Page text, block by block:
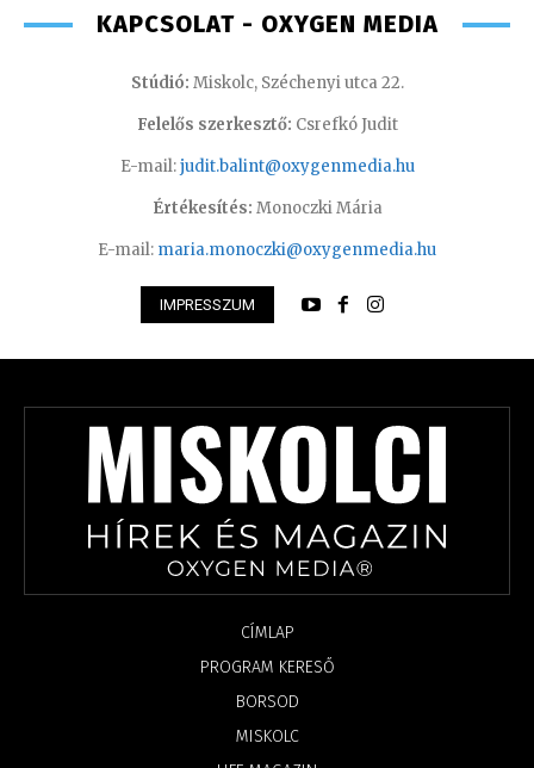
KAPCSOLAT - OXYGEN MEDIA
Stúdió: Miskolc, Széchenyi utca 22.
Felelős szerkesztő: Csrefkó Judit
E-mail:judit.balint@oxygenmedia.hu
Értékesítés: Monoczki Mária
E-mail: maria.monoczki@oxygenmedia.hu
IMPRESSZUM
CÍMLAP
PROGRAM KERESŐ
BORSOD
MISKOLC